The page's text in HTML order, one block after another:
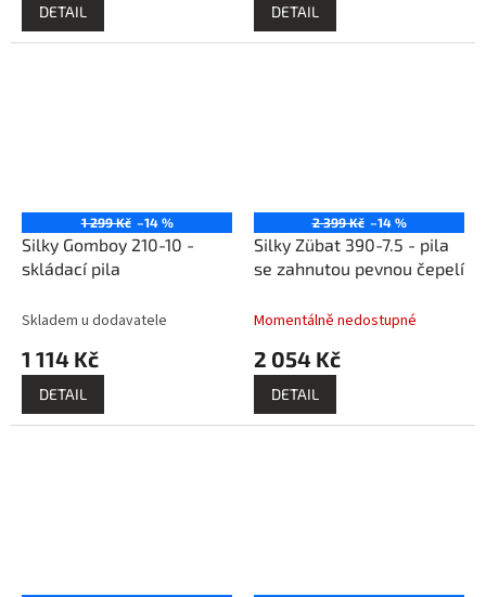
DETAIL DETAIL
1 299 Kč –14 %
Silky Gomboy 210-10 -
skládací pila
Skladem u dodavatele
1 114 Kč
DETAIL
2 399 Kč –14 %
Silky Zübat 390-7.5 - pila
se zahnutou pevnou čepelí
Momentálně nedostupné
2 054 Kč
DETAIL